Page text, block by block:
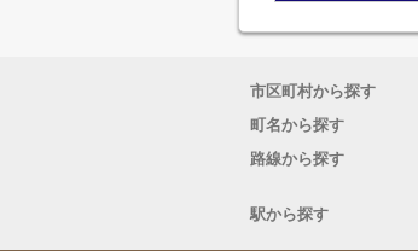
市区町村から探す
町名から探す
路線から探す
駅から探す